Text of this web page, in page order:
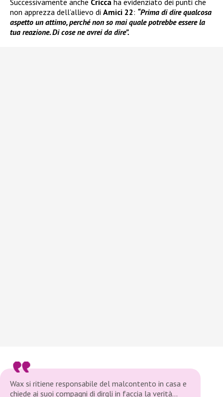
non apprezza dell’allievo di Amici 22: “Prima di dire qualcosa
aspetto un attimo, perché non so mai quale potrebbe essere la
tua reazione. Di cose ne avrei da dire”.
Wax si ritiene responsabile del malcontento in casa e
chiede ai suoi compagni di dirgli in faccia la verità…